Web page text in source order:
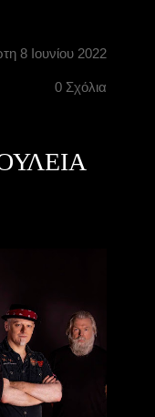
8 Ιουνίου 2022
0 Σχόλια